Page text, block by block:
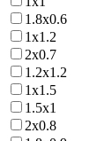
1.8х0.6
1х1.2
2х0.7
1.2х1.2
1х1.5
1.5х1
2х0.8